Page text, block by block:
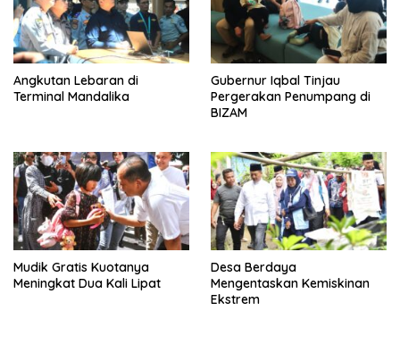
Angkutan Lebaran di
Terminal Mandalika
Gubernur Iqbal Tinjau
Pergerakan Penumpang di
BIZAM
Mudik Gratis Kuotanya
Meningkat Dua Kali Lipat
Desa Berdaya
Mengentaskan Kemiskinan
Ekstrem